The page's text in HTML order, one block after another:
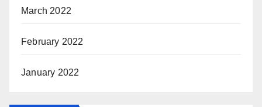
March 2022
February 2022
January 2022